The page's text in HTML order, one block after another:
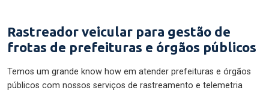
Rastreador veicular para gestão de
frotas de prefeituras e órgãos públicos
Temos um grande know how em atender prefeituras e órgãos
públicos com nossos serviços de rastreamento e telemetria